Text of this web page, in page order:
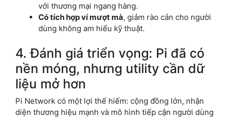
với thương mại ngang hàng.
Có tích hợp ví mượt mà, giảm rào cản cho người
dùng không am hiểu kỹ thuật.
4. Đánh giá triển vọng: Pi đã có
nền móng, nhưng utility cần dữ
liệu mở hơn
Pi Network có một lợi thế hiếm: cộng đồng lớn, nhận
diện thương hiệu mạnh và mô hình tiếp cận người dùng